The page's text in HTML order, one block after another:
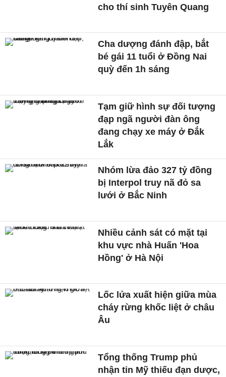
cho thí sinh Tuyên Quang
Cha dượng đánh đập, bắt
bé gái 11 tuổi ở Đồng Nai
quỳ đến 1h sáng
Tạm giữ hình sự đối tượng
đạp ngã người đàn ông
đang chạy xe máy ở Đắk
Lắk
Nhóm lừa đảo 327 tỷ đồng
bị Interpol truy nã đỏ sa
lưới ở Bắc Ninh
Nhiều cảnh sát có mặt tại
khu vực nhà Huấn 'Hoa
Hồng' ở Hà Nội
Lốc lửa xuất hiện giữa mùa
cháy rừng khốc liệt ở châu
Âu
Tổng thống Trump phủ
nhận tin Mỹ thiếu đạn dược,